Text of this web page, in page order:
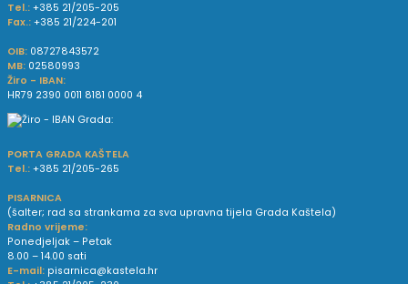
Tel.: +385 21/205-205
Fax.: +385 21/224-201
OIB: 08727843572
MB: 02580993
Žiro - IBAN:
HR79 2390 0011 8181 0000 4
PORTA GRADA KAŠTELA
Tel.: +385 21/205-265
PISARNICA
(šalter; rad sa strankama za sva upravna tijela Grada Kaštela)
Radno vrijeme:
Ponedjeljak – Petak
8.00 – 14.00 sati
E-mail: pisarnica@kastela.hr